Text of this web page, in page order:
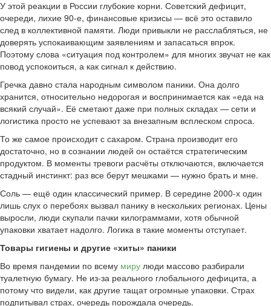
У этой реакции в России глубокие корни. Советский дефицит,
очереди, лихие 90-е, финансовые кризисы — всё это оставило
след в коллективной памяти. Люди привыкли не расслабляться, не
доверять успокаивающим заявлениям и запасаться впрок.
Поэтому слова «ситуация под контролем» для многих звучат не как
повод успокоиться, а как сигнал к действию.
Гречка давно стала народным символом паники. Она долго
хранится, относительно недорогая и воспринимается как «еда на
всякий случай». Её сметают даже при полных складах — сети и
логистика просто не успевают за внезапным всплеском спроса.
То же самое происходит с сахаром. Страна производит его
достаточно, но в сознании людей он остаётся стратегическим
продуктом. В моменты тревоги расчёты отключаются, включается
стадный инстинкт: раз все берут мешками — нужно брать и мне.
Соль — ещё один классический пример. В середине 2000-х один
лишь слух о перебоях вызвал панику в нескольких регионах. Цены
выросли, люди скупали пачки килограммами, хотя обычной
упаковки хватает надолго. Логика в такие моменты отступает.
Товары гигиены и другие «хиты» паники
Во время пандемии по всему миру люди массово разбирали
туалетную бумагу. Не из-за реального глобального дефицита, а
потому что видели, как другие тащат огромные упаковки. Страх
подпитывал страх, очередь порождала очередь.